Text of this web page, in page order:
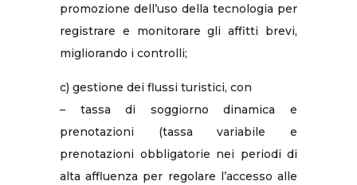
promozione dell’uso della tecnologia per
registrare e monitorare gli affitti brevi,
migliorando i controlli;
c) gestione dei flussi turistici, con
– tassa di soggiorno dinamica e
prenotazioni (tassa variabile e
prenotazioni obbligatorie nei periodi di
alta affluenza per regolare l’accesso alle